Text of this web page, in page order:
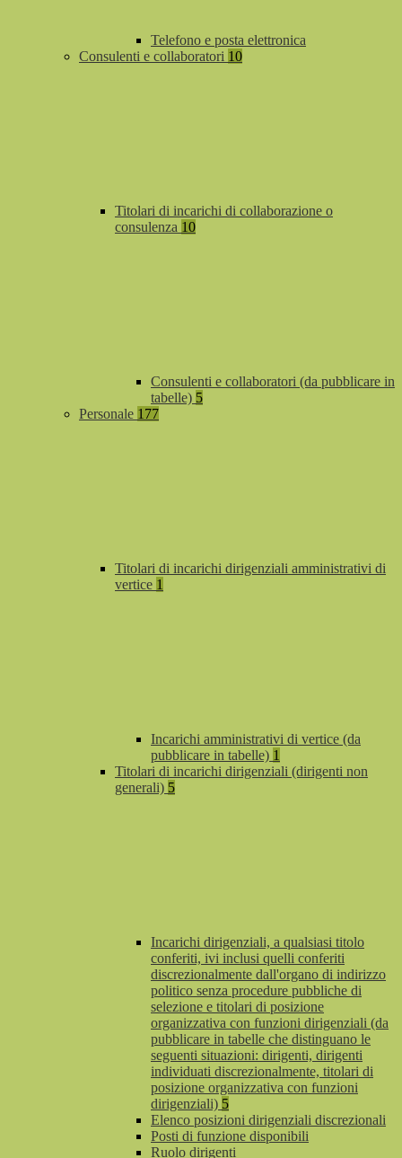
Telefono e posta elettronica
Consulenti e collaboratori 10
Titolari di incarichi di collaborazione o
consulenza 10
Consulenti e collaboratori (da pubblicare in
tabelle) 5
Personale 177
Titolari di incarichi dirigenziali amministrativi di
vertice 1
Incarichi amministrativi di vertice (da
pubblicare in tabelle) 1
Titolari di incarichi dirigenziali (dirigenti non
generali) 5
Incarichi dirigenziali, a qualsiasi titolo
conferiti, ivi inclusi quelli conferiti
discrezionalmente dall'organo di indirizzo
politico senza procedure pubbliche di
selezione e titolari di posizione
organizzativa con funzioni dirigenziali (da
pubblicare in tabelle che distinguano le
seguenti situazioni: dirigenti, dirigenti
individuati discrezionalmente, titolari di
posizione organizzativa con funzioni
dirigenziali) 5
Elenco posizioni dirigenziali discrezionali
Posti di funzione disponibili
Ruolo dirigenti